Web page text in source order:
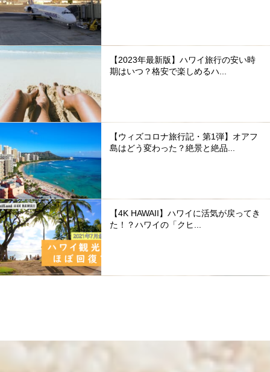
【2023年最新版】ハワイ旅行の安い時
期はいつ？格安で楽しめるハ...
【ウィズコロナ旅行記・第1弾】オアフ
島はどう変わった？絶景と絶品...
【4K HAWAII】ハワイに活気が戻ってき
た！？ハワイの「クヒ...